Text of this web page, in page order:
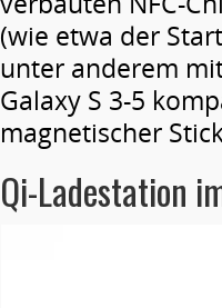
(wie etwa der
unter anderem
Galaxy S 3-5
magnetischer
Qi-Ladestation